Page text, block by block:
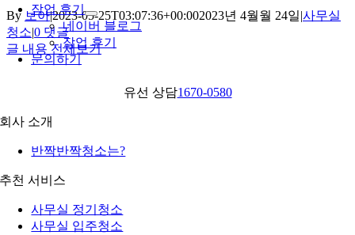
작업 후기
네이버 블로그
작업 후기
문의하기
By 보아|2023-05-25T03:07:36+00:002023년 4월월 24일|사무실
청소|0 댓글
글 내용 전체보기
유선 상담1670-0580
회사 소개
반짝반짝청소는?
추천 서비스
사무실 정기청소
사무실 입주청소